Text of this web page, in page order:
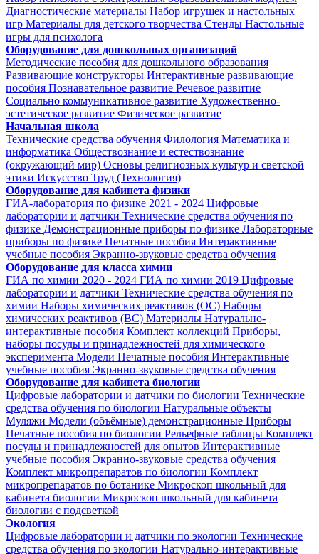
Диагностические материалы Набор игрушек и настольных
игр Материалы для детского творчества Стенды Настольные
игры для психолога
Оборудование для дошкольных организаций
Методические пособия для дошкольного образования
Развивающие конструкторы Интерактивные развивающие
пособия Познавательное развитие Речевое развитие
Социально коммуникативное развитие Художественно-
эстетическое развитие Физическое развитие
Начальная школа
Технические средства обучения Филология Математика и
информатика Обществознание и естествознание
(окружающий мир) Основы религиозных культур и светской
этики Искусство Труд (Технология)
Оборудование для кабинета физики
ГИА-лаборатория по физике 2021 - 2024 Цифровые
лаборатории и датчики Технические средства обучения по
физике Демонстрационные приборы по физике Лабораторные
приборы по физике Печатные пособия Интерактивные
учебные пособия Экранно-звуковые средства обучения
Оборудование для класса химии
ГИА по химии 2020 - 2024 ГИА по химии 2019 Цифровые
лаборатории и датчики Технические средства обучения по
химии Наборы химических реактивов (ОС) Наборы
химических реактивов (ВС) Материалы Натурально-
интерактивные пособия Комплект коллекций Приборы,
наборы посуды и принадлежностей для химического
эксперимента Модели Печатные пособия Интерактивные
учебные пособия Экранно-звуковые средства обучения
Оборудование для кабинета биологии
Цифровые лаборатории и датчики по биологии Технические
средства обучения по биологии Натуральные объекты
Муляжи Модели (объёмные) демонстрационные Приборы
Печатные пособия по биологии Рельефные таблицы Комплект
посуды и принадлежностей для опытов Интерактивные
учебные пособия Экранно-звуковые средства обучения
Комплект микропрепаратов по биологии Комплект
микропрепаратов по ботанике Микроскоп школьный для
кабинета биологии Микроскоп школьный для кабинета
биологии с подсветкой
Экология
Цифровые лаборатории и датчики по экологии Технические
средства обучения по экологии Натурально-интерактивные